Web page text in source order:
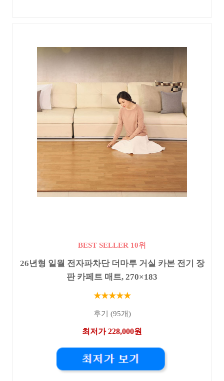
BEST SELLER 10위
26년형 일월 전자파차단 더마루 거실 카본 전기 장
판 카페트 매트, 270×183
★★★★★
후기 (95개)
최저가 228,000원